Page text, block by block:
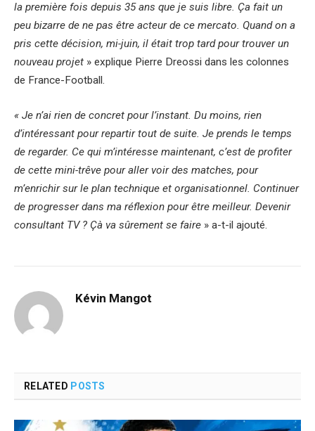
la première fois depuis 35 ans que je suis libre. Ça fait un
peu bizarre de ne pas être acteur de ce mercato. Quand on a
pris cette décision, mi-juin, il était trop tard pour trouver un
nouveau projet » explique Pierre Dreossi dans les colonnes
de France-Football.
« Je n’ai rien de concret pour l’instant. Du moins, rien
d’intéressant pour repartir tout de suite. Je prends le temps
de regarder. Ce qui m’intéresse maintenant, c’est de profiter
de cette mini-trêve pour aller voir des matches, pour
m’enrichir sur le plan technique et organisationnel. Continuer
de progresser dans ma réflexion pour être meilleur. Devenir
consultant TV ? Çà va sûrement se faire » a-t-il ajouté.
Kévin Mangot
RELATED POSTS